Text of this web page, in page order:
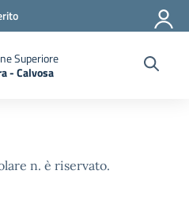
Superiore
- Calvosa
iniziale della scuola
n. è riservato.